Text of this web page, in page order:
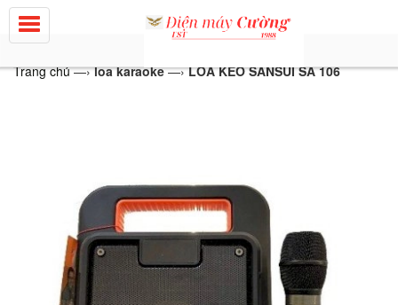
Trang chủ—› loa karaoke—› LOA KÉO SANSUI SA 106